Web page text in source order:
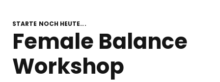
STARTE NOCH HEUTE...
Female Balance
Workshop